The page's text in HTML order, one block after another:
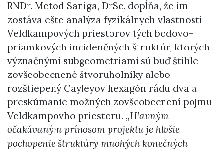
RNDr. Metod Saniga, DrSc. dopĺňa, že im
zostáva ešte analýza fyzikálnych vlastností
Veldkampových priestorov tých bodovo-
priamkových incidenčných štruktúr, ktorých
význačnými subgeometriami sú buď štíhle
zovšeobecnené štvoruholníky alebo
rozštiepený Cayleyov hexagón rádu dva a
preskúmanie možných zovšeobecnení pojmu
Veldkampovho priestoru. „Hlavným
očakávaným prínosom projektu je hlbšie
pochopenie štruktúry mnohých konečných